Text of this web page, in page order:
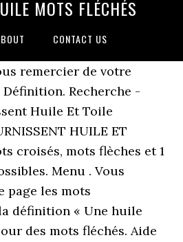
MOTS FLÉCHÉS
CONTACT US
remercier de votre
Recherche -
Huile Et Toile
HUILE ET
croisés, mots flèches et 1
Menu . Vous
page les mots
définition « Une huile
des mots fléchés. Aide